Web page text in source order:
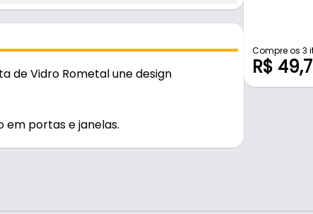
de Vidro Rometal une design
em portas e janelas.
Vidro
por R$
Compre os 3
R$